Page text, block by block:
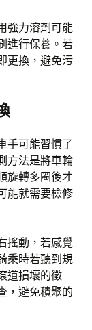
強力溶劑可能
進行保養。若
更換，避免污
手可能習慣了
方法是將車輪
旋轉多圈後才
能就需要檢修
搖動，若感覺
乘時若聽到規
道損壞的徵
，避免積聚的